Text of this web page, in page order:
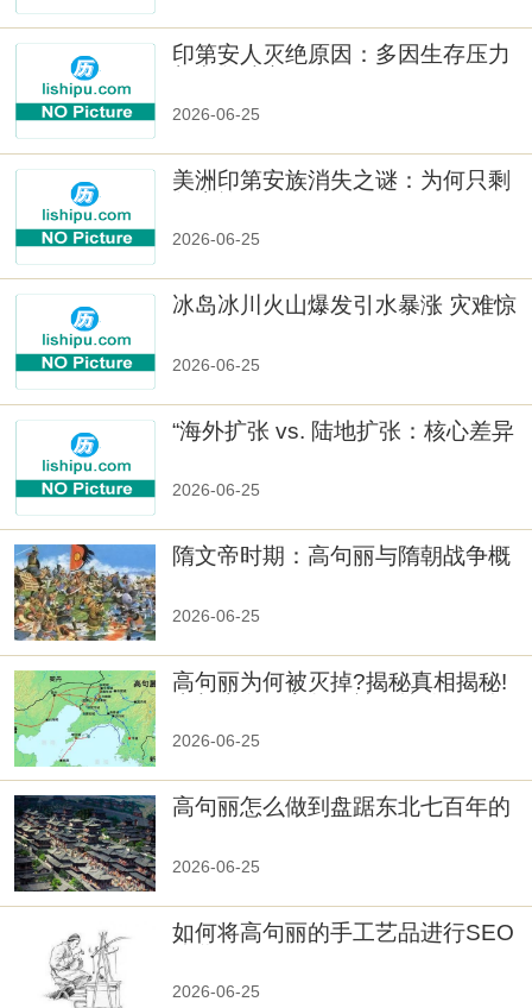
印第安人灭绝原因：多因生存压力
2026-06-25
美洲印第安族消失之谜：为何只剩
2026-06-25
冰岛冰川火山爆发引水暴涨 灾难惊
2026-06-25
“海外扩张 vs. 陆地扩张：核心差异
2026-06-25
隋文帝时期：高句丽与隋朝战争概
2026-06-25
高句丽为何被灭掉?揭秘真相揭秘!
2026-06-25
高句丽怎么做到盘踞东北七百年的
2026-06-25
如何将高句丽的手工艺品进行SEO
2026-06-25